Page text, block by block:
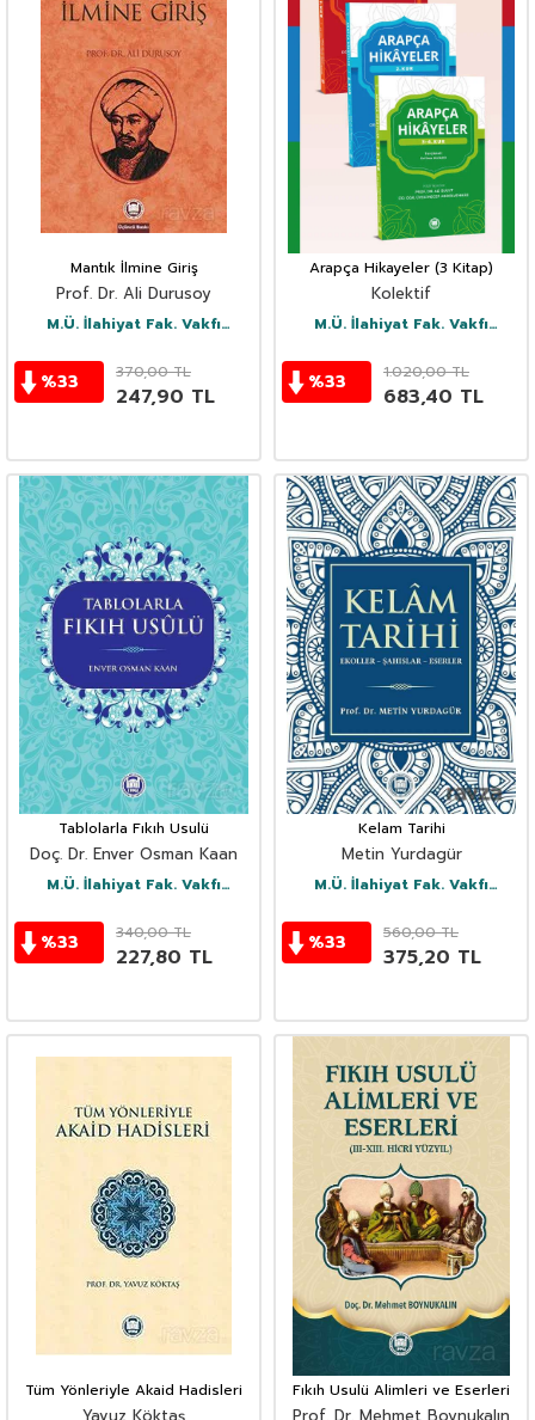
Mantık İlmine Giriş
Prof. Dr. Ali Durusoy
M.Ü. İlahiyat Fak. Vakfı
%33 370,00TL
247,90 TL
Arapça Hikayeler (3 Kitap)
Kolektif
M.Ü. İlahiyat Fak. Vakfı
%33 1.020,00TL
683,40 TL
Tablolarla Fıkıh Usulü
Doç. Dr. Enver Osman Kaan
M.Ü. İlahiyat Fak. Vakfı
%33 340,00TL
227,80 TL
Kelam Tarihi
Metin Yurdagür
M.Ü. İlahiyat Fak. Vakfı
%33 560,00TL
375,20 TL
Tüm Yönleriyle Akaid Hadisleri
Yavuz Köktaş
Fıkıh Usulü Alimleri ve Eserleri
Prof. Dr. Mehmet Boynukalın